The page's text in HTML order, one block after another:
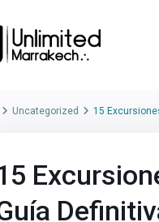
Uncategorized 15